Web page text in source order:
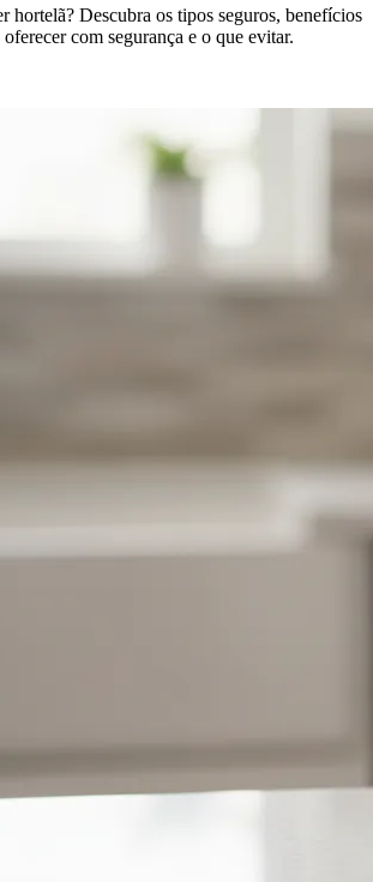
hortelã? Descubra os tipos seguros, benefícios
com segurança e o que evitar.